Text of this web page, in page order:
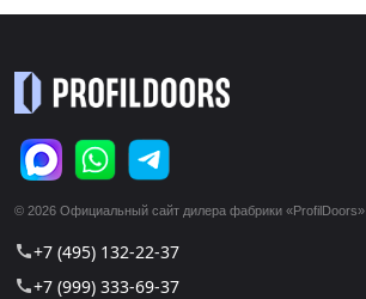
© 2026 Официальный сайт дилера фабрики «ProfilDoors»
call+7 (495) 132-22-37
call+7 (999) 333-69-37